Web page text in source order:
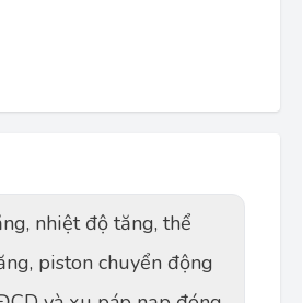
nhiệt độ tăng, thể
piston chuyển động